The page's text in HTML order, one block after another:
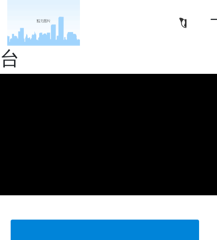
亿华高新材料（南通）有
限公司-十大正规娱乐平
台